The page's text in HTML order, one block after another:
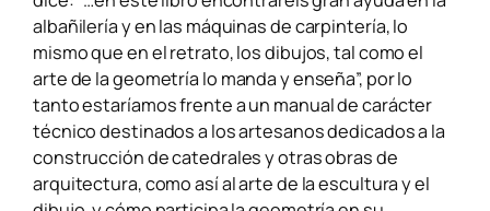
albañilería y en las máquinas de carpintería, lo
mismo que en el retrato, los dibujos, tal como el
artede la geometría lo manda y enseña”, por lo
tanto estaríamos frente a un manual de carácter
técnico destinados a los artesanos dedicados a la
construcción de catedrales y otras obras de
arquitectura, como así al arte de la escultura y el